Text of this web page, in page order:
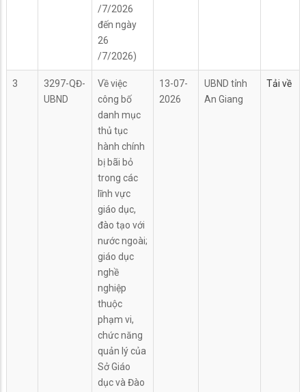
/7/2026
đến ngày
26
/7/2026)
3
3297-QĐ-
UBND
Về việc
công bố
danh mục
thủ tục
hành chính
bị bãi bỏ
trong các
lĩnh vực
giáo dục,
đào tạo với
nước ngoài;
giáo dục
nghề
nghiệp
thuộc
phạm vi,
chức năng
quản lý của
Sở Giáo
dục và Đào
13-07-
2026
UBND tỉnh
An Giang
Tải về